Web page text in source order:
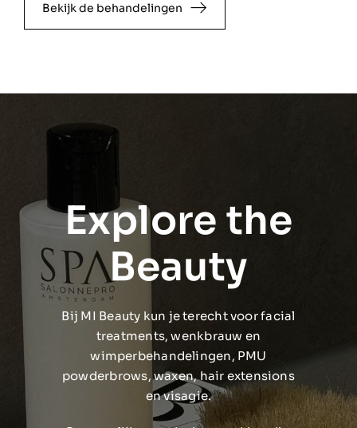
Bekijk de behandelingen
Explore the
Beauty
Bij MI Beauty kun je terecht voor facial
treatments, wenkbrauw en
wimperbehandelingen, PMU
powderbrows, waxen, hair extensions
en visagie.